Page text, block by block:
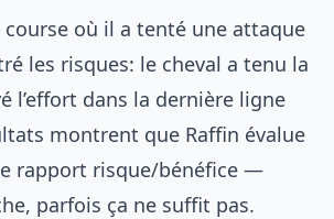
course où il a tenté une attaque
les risques: le cheval a tenu la
l’effort dans la dernière ligne
montrent que Raffin évalue
rapport risque/bénéfice —
parfois ça ne suffit pas.